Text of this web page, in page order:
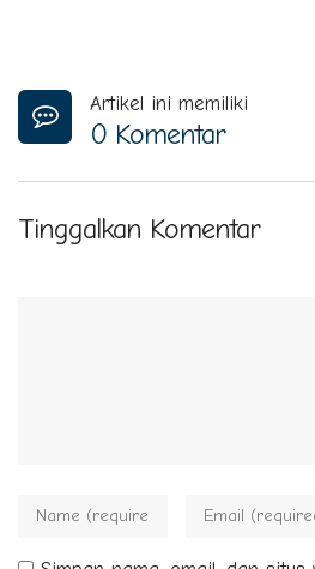
Artikel ini memiliki
0 Komentar
Tinggalkan Komentar